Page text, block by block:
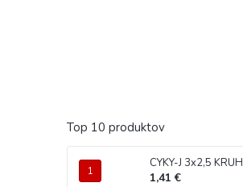
Top 10 produktov
CYKY-J 3x2,5 KRUH
1,41 €